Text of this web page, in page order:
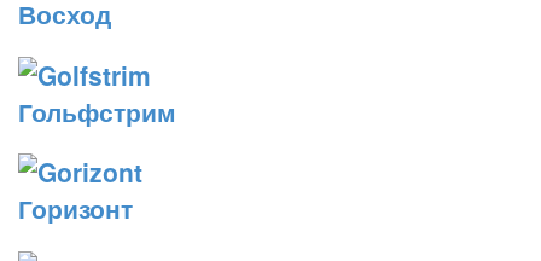
Восход
Гольфстрим
Горизонт